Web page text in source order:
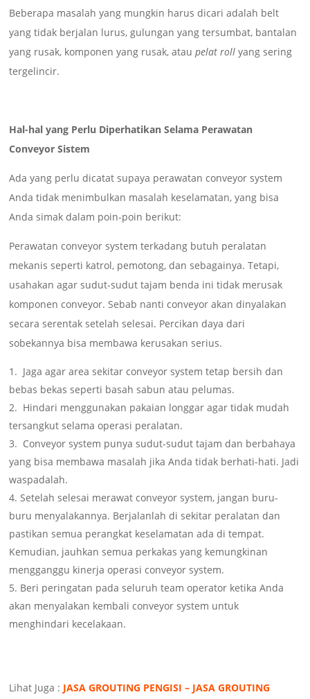
Beberapa masalah yang mungkin harus dicari adalah belt
yang tidak berjalan lurus, gulungan yang tersumbat, bantalan
yang rusak, komponen yang rusak, atau pelat rollyang sering
tergelincir.
Hal-hal yang Perlu Diperhatikan Selama Perawatan
Conveyor Sistem
Ada yang perlu dicatat supaya perawatan conveyor system
Anda tidak menimbulkan masalah keselamatan, yang bisa
Anda simak dalam poin-poin berikut:
Perawatan conveyor system terkadang butuh peralatan
mekanis seperti katrol, pemotong, dan sebagainya. Tetapi,
usahakan agar sudut-sudut tajam benda ini tidak merusak
komponen conveyor. Sebab nanti conveyor akan dinyalakan
secara serentak setelah selesai. Percikan daya dari
sobekannya bisa membawa kerusakan serius.
Jaga agar area sekitar conveyor system tetap bersih dan
bebas bekas seperti basah sabun atau pelumas.
Hindari menggunakan pakaian longgar agar tidak mudah
tersangkut selama operasi peralatan.
Conveyor system punya sudut-sudut tajam dan berbahaya
yang bisa membawa masalah jika Anda tidak berhati-hati. Jadi
waspadalah.
Setelah selesai merawat conveyor system, jangan buru-
buru menyalakannya. Berjalanlah di sekitar peralatan dan
pastikan semua perangkat keselamatan ada di tempat.
Kemudian, jauhkan semua perkakas yang kemungkinan
mengganggu kinerja operasi conveyor system.
Beri peringatan pada seluruh team operator ketika Anda
akan menyalakan kembali conveyor system untuk
menghindari kecelakaan.
Lihat Juga : JASA GROUTING PENGISI – JASA GROUTING